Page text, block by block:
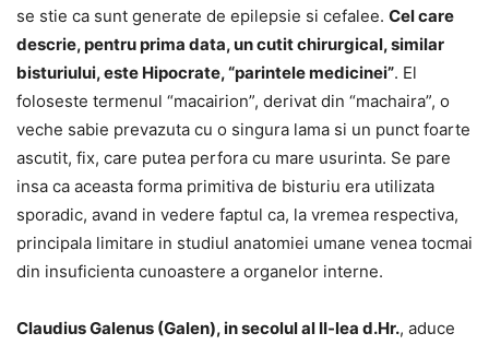
se stie ca sunt generate de epilepsie si cefalee. Cel care
descrie, pentru prima data, un cutit chirurgical, similar
bisturiului, este Hipocrate, “parintele medicinei”. El
foloseste termenul “macairion”, derivat din “machaira”, o
veche sabie prevazuta cu o singura lama si un punct foarte
ascutit, fix, care putea perfora cu mare usurinta. Se pare
insa ca aceasta forma primitiva de bisturiu era utilizata
sporadic, avand in vedere faptul ca, la vremea respectiva,
principala limitare in studiul anatomiei umane venea tocmai
din insuficienta cunoastere a organelor interne.
Claudius Galenus (Galen), in secolul al II-lea d.Hr., aduce